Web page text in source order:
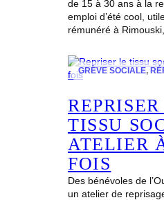
de 15 à 30 ans à la
emploi d’été cool,
rémunéré à
GRÈVE SOCIALE,
TISSU
ATELIER
FOIS
Des bénévoles de
un atelier de